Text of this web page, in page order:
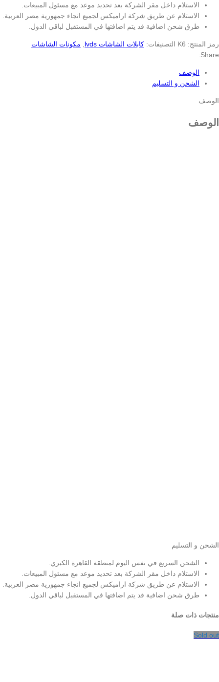
الاستلام داخل مقر الشركة بعد تحديد موعد مع مسئول المبيعات.
الاستلام عن طريق شركة اراميكس لجميع انجاء جمهورية مصر العربية.
طرق شحن اضافية قد يتم اضافتها في المستقبل لباقي الدول.
رمز المنتج: K6 التصنيفات: كابلات الشاشات lvds
مكونات الشاشات
Share:
الوصف
الشحن و التسليم
الوصف
الوصف
الشحن و التسليم
الشحن السريع في نفس اليوم لمنطقة القاهرة الكبري.
الاستلام داخل مقر الشركة بعد تحديد موعد مع مسئول المبيعات.
الاستلام عن طريق شركة اراميكس لجميع انجاء جمهورية مصر العربية.
طرق شحن اضافية قد يتم اضافتها في المستقبل لباقي الدول.
منتجات ذات صلة
Sold out